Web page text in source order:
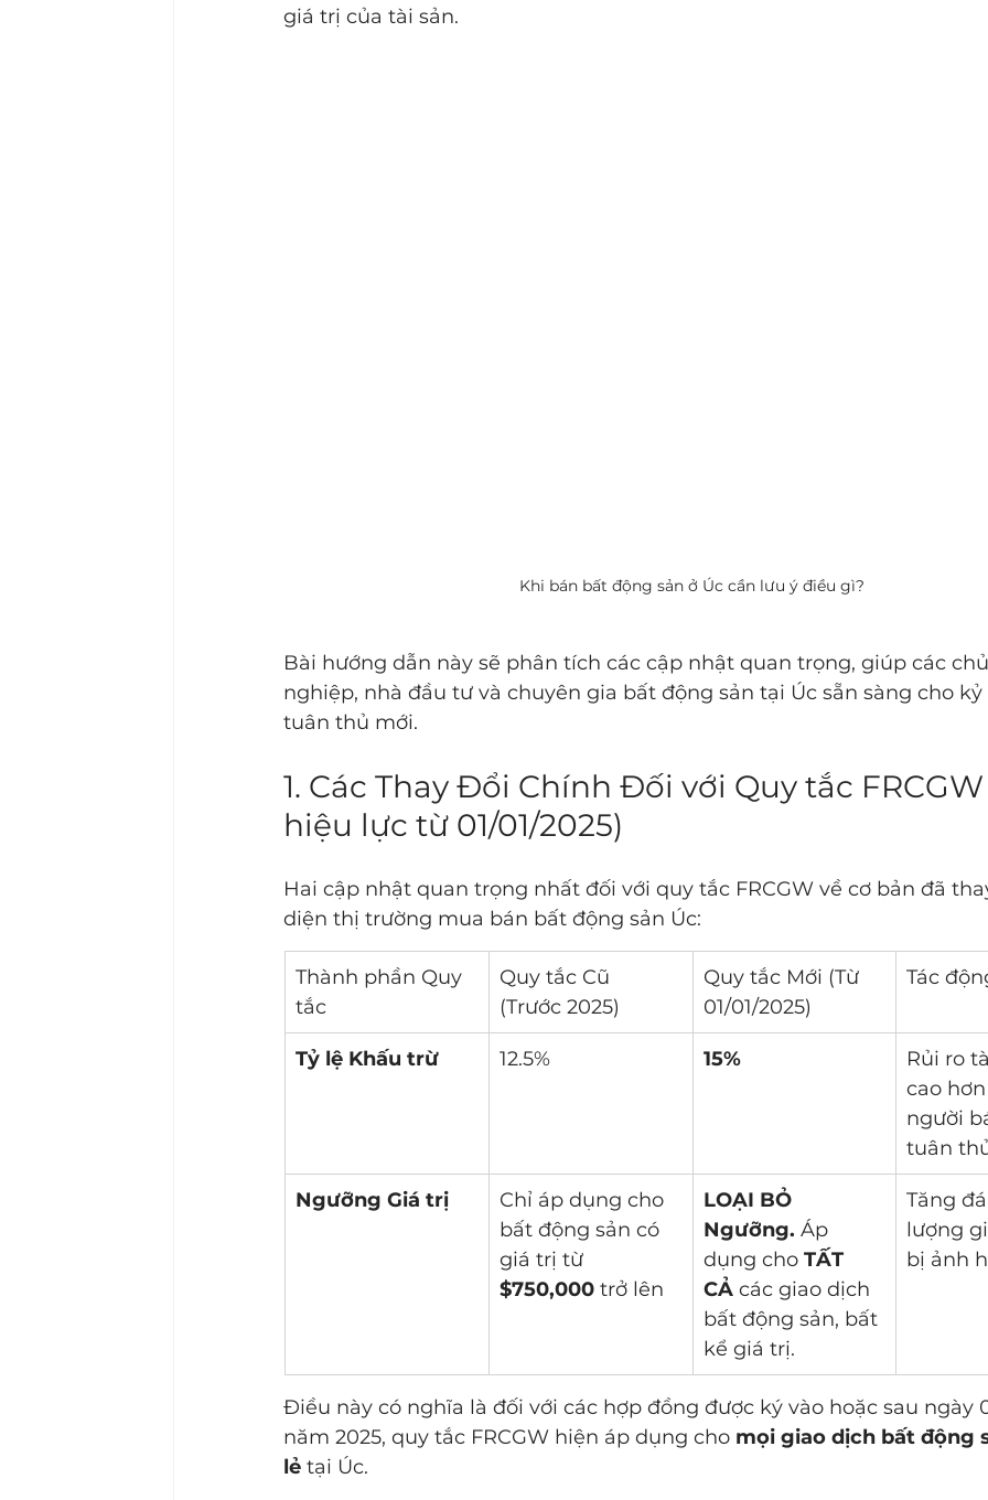
giá trị của tài sản.
Khi bán bất động sản ở Úc cần lưu ý điều gì?
Bài hướng dẫn này sẽ phân tích các cập nhật quan trọng, giúp các
nghiệp, nhà đầu tư và chuyên gia bất động sản tại Úc sẵn sàng cho
tuân thủ mới.
1. Các Thay Đổi Chính Đối với Quy tắc FRCGW
hiệu lực từ 01/01/2025)
Hai cập nhật quan trọng nhất đối với quy tắc FRCGW về cơ bản đã
diện thị trường mua bán bất động sản Úc:
Thành phần Quy
tắc
Quy tắc Cũ
(Trước 2025)
Quy tắc Mới (Từ
01/01/2025)
Tác
Tỷ lệ Khấu trừ 12.5% 15%
Rủi ro
cao
người
tuân
Ngưỡng Giá trị
Chỉ áp dụng cho
bất động sản có
giá trị từ
$750,000 trở lên
LOẠI BỎ
Ngưỡng. Áp
dụng cho TẤT
CẢ các giao dịch
bất động sản, bất
kể giá trị.
Tăng
lượng
bị ảnh
Điều này có nghĩa là đối với các hợp đồng được ký vào hoặc sau ngày
năm 2025, quy tắc FRCGW hiện áp dụng cho mọi giao dịch bất động
lẻ tại Úc.